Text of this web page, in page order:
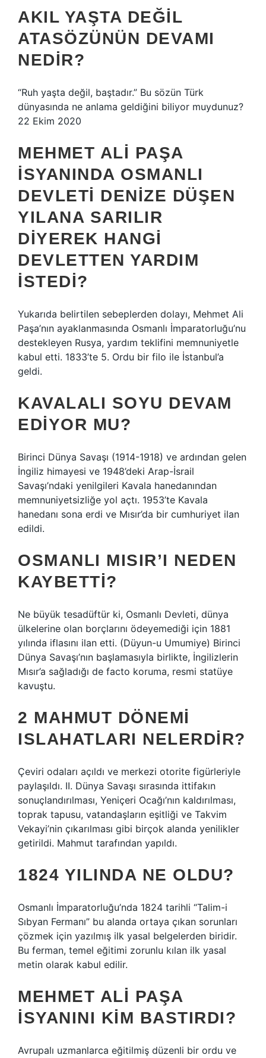
AKIL YAŞTA DEĞIL
ATASÖZÜNÜN DEVAMI
NEDIR?
“Ruh yaşta değil, baştadır.” Bu sözün Türk
dünyasında ne anlama geldiğini biliyor muydunuz?
22 Ekim 2020
MEHMET ALI PAŞA
ISYANINDA OSMANLI
DEVLETI DENIZE DÜŞEN
YILANA SARILIR
DIYEREK HANGI
DEVLETTEN YARDIM
ISTEDI?
Yukarıda belirtilen sebeplerden dolayı, Mehmet Ali
Paşa’nın ayaklanmasında Osmanlı İmparatorluğu’nu
destekleyen Rusya, yardım teklifini memnuniyetle
kabul etti. 1833’te 5. Ordu bir filo ile İstanbul’a
geldi.
KAVALALI SOYU DEVAM
EDIYOR MU?
Birinci Dünya Savaşı (1914-1918) ve ardından gelen
İngiliz himayesi ve 1948’deki Arap-İsrail
Savaşı’ndaki yenilgileri Kavala hanedanından
memnuniyetsizliğe yol açtı. 1953’te Kavala
hanedanı sona erdi ve Mısır’da bir cumhuriyet ilan
edildi.
OSMANLI MISIR’I NEDEN
KAYBETTI?
Ne büyük tesadüftür ki, Osmanlı Devleti, dünya
ülkelerine olan borçlarını ödeyemediği için 1881
yılında iflasını ilan etti. (Düyun-u Umumiye) Birinci
Dünya Savaşı’nın başlamasıyla birlikte, İngilizlerin
Mısır’a sağladığı de facto koruma, resmi statüye
kavuştu.
2 MAHMUT DÖNEMI
ISLAHATLARI NELERDIR?
Çeviri odaları açıldı ve merkezi otorite figürleriyle
paylaşıldı. II. Dünya Savaşı sırasında ittifakın
sonuçlandırılması, Yeniçeri Ocağı’nın kaldırılması,
toprak tapusu, vatandaşların eşitliği ve Takvim
Vekayi’nin çıkarılması gibi birçok alanda yenilikler
getirildi. Mahmut tarafından yapıldı.
1824 YILINDA NE OLDU?
Osmanlı İmparatorluğu’nda 1824 tarihli “Talim-i
Sıbyan Fermanı” bu alanda ortaya çıkan sorunları
çözmek için yazılmış ilk yasal belgelerden biridir.
Bu ferman, temel eğitimi zorunlu kılan ilk yasal
metin olarak kabul edilir.
MEHMET ALI PAŞA
ISYANINI KIM BASTIRDI?
Avrupalı ​​uzmanlarca eğitilmiş düzenli bir ordu ve